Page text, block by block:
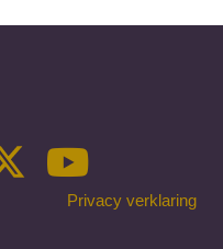
Privacy verklaring